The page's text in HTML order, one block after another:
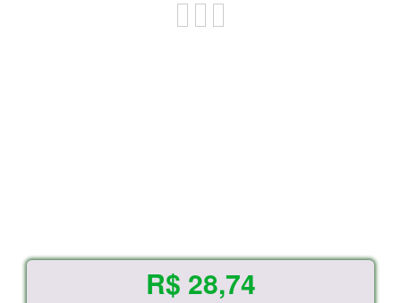
R$ 28,74